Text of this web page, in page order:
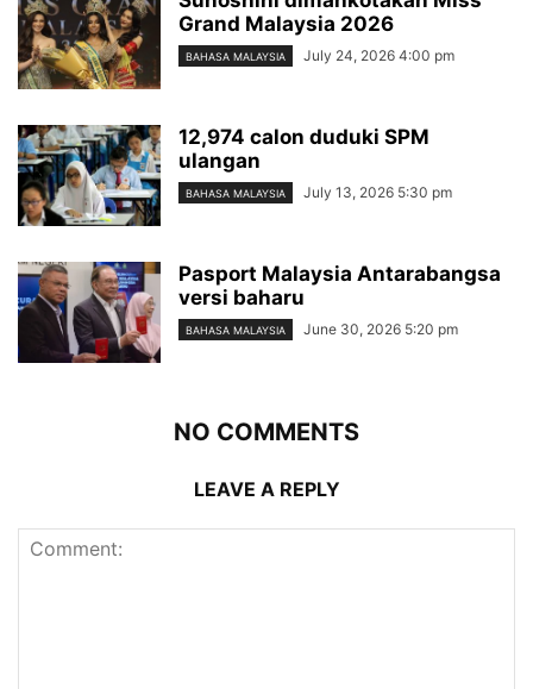
Grand Malaysia 2026
BAHASA MALAYSIA July 24, 2026 4:00 pm
12,974 calon duduki SPM
ulangan
BAHASA MALAYSIA July 13, 2026 5:30 pm
Pasport Malaysia Antarabangsa
versi baharu
BAHASA MALAYSIA June 30, 2026 5:20 pm
NO COMMENTS
LEAVE A REPLY